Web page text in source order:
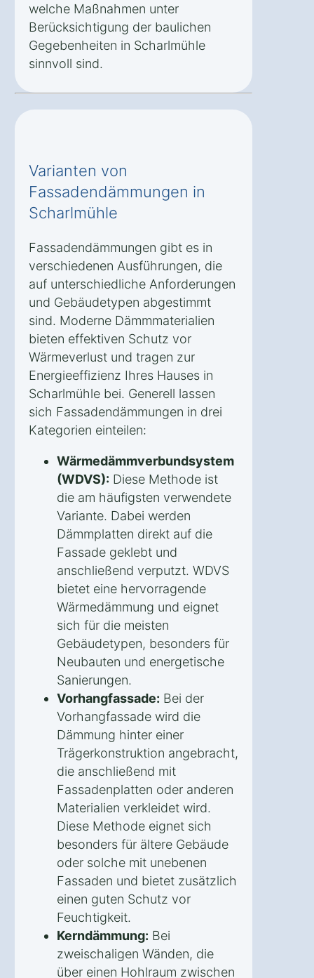
welche Maßnahmen unter
Berücksichtigung der baulichen
Gegebenheiten in Scharlmühle
sinnvoll sind.
Varianten von
Fassadendämmungen in
Scharlmühle
Fassadendämmungen gibt es in
verschiedenen Ausführungen, die
auf unterschiedliche Anforderungen
und Gebäudetypen abgestimmt
sind. Moderne Dämmmaterialien
bieten effektiven Schutz vor
Wärmeverlust und tragen zur
Energieeffizienz Ihres Hauses in
Scharlmühle bei. Generell lassen
sich Fassadendämmungen in drei
Kategorien einteilen:
Wärmedämmverbundsystem
(WDVS): Diese Methode ist
die am häufigsten verwendete
Variante. Dabei werden
Dämmplatten direkt auf die
Fassade geklebt und
anschließend verputzt. WDVS
bietet eine hervorragende
Wärmedämmung und eignet
sich für die meisten
Gebäudetypen, besonders für
Neubauten und energetische
Sanierungen.
Vorhangfassade: Bei der
Vorhangfassade wird die
Dämmung hinter einer
Trägerkonstruktion angebracht,
die anschließend mit
Fassadenplatten oder anderen
Materialien verkleidet wird.
Diese Methode eignet sich
besonders für ältere Gebäude
oder solche mit unebenen
Fassaden und bietet zusätzlich
einen guten Schutz vor
Feuchtigkeit.
Kerndämmung: Bei
zweischaligen Wänden, die
über einen Hohlraum zwischen